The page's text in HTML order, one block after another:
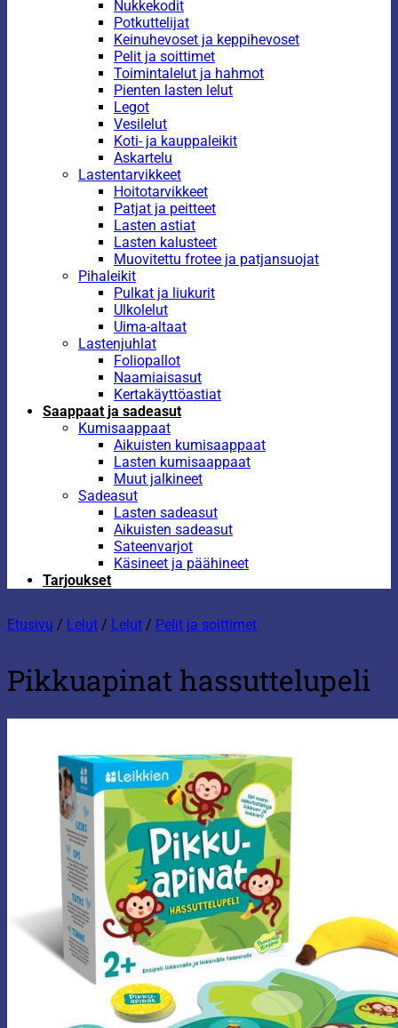
Nukkekodit
Potkuttelijat
Keinuhevoset ja keppihevoset
Pelit ja soittimet
Toimintalelut ja hahmot
Pienten lasten lelut
Legot
Vesilelut
Koti- ja kauppaleikit
Askartelu
Lastentarvikkeet
Hoitotarvikkeet
Patjat ja peitteet
Lasten astiat
Lasten kalusteet
Muovitettu frotee ja patjansuojat
Pihaleikit
Pulkat ja liukurit
Ulkolelut
Uima-altaat
Lastenjuhlat
Foliopallot
Naamiaisasut
Kertakäyttöastiat
Saappaat ja sadeasut
Kumisaappaat
Aikuisten kumisaappaat
Lasten kumisaappaat
Muut jalkineet
Sadeasut
Lasten sadeasut
Aikuisten sadeasut
Sateenvarjot
Käsineet ja päähineet
Tarjoukset
Etusivu / Lelut / Lelut / Pelit ja soittimet
Pikkuapinat hassuttelupeli